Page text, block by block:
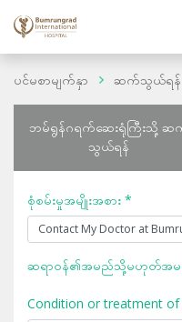
ပင်မစာမျက်နှာ ဆက်သွယ်ရန်
ဘမ်ရွန်ဂရက်ဆေးရုံကြီးသို့ ဆ
သွယ်ရန်
စုံစမ်းမှုအမျိုးအစား *
ဆရာဝန်၏အမည်သို့မဟုတ်အမ
Condition or treatment